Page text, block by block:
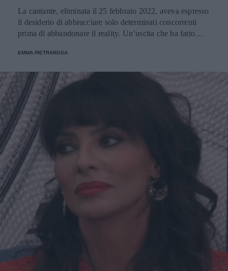
La cantante, eliminata il 25 febbraio 2022, aveva espresso
il desiderio di abbracciare solo determinati concorrenti
prima di abbandonare il reality. Un’uscita che ha fatto
parlare nella diretta del 28 febbraio.
EMMA PIETRAROSA